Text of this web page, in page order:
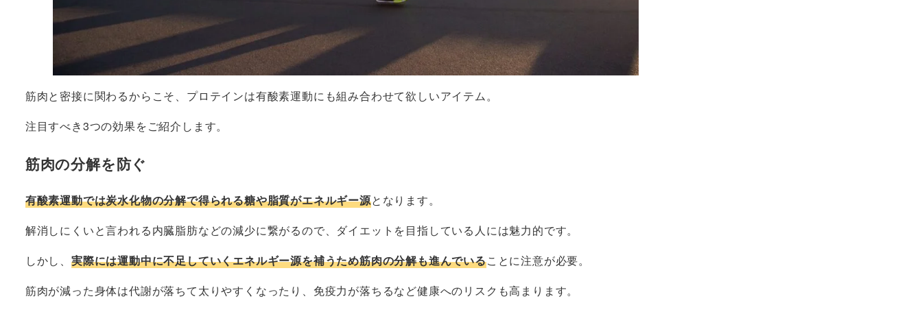
筋肉と密接に関わるからこそ、プロテインは有酸素運動にも組み合わせて欲しいアイテム。
注目すべき3つの効果をご紹介します。
筋肉の分解を防ぐ
有酸素運動では炭水化物の分解で得られる糖や脂質がエネルギー源となります。
解消しにくいと言われる内臓脂肪などの減少に繋がるので、ダイエットを目指している人には魅力的です。
しかし、 実際には運動中に不足していくエネルギー源を補うため筋肉の分解も進んでいることに注意が必要。
筋肉が減った身体は代謝が落ちて太りやすくなったり、免疫力が落ちるなど健康へのリスクも高まります。